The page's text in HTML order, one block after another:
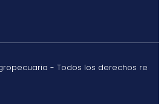
- Todos los derechos re